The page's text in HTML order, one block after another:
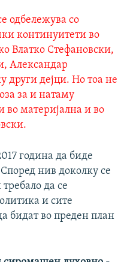
одбележува со
континуитети во
Влатко Стефановски,
Александар
други дејци. Но тоа не
за и натаму
во материјална и во
година да биде
нив доколку се
да се
и сите
бидат во преден план